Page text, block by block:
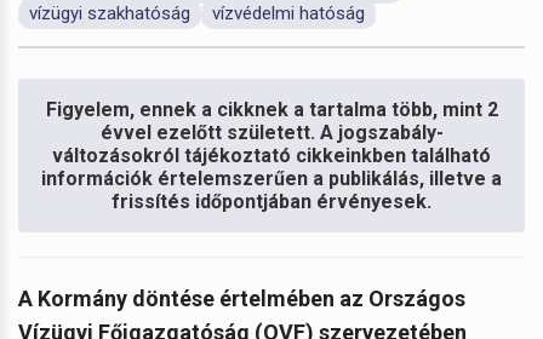
vízügyi szakhatóság
vízvédelmi hatóság
Figyelem, ennek a cikknek a tartalma több, mint 2
évvel ezelőtt született. A jogszabály-
változásokról tájékoztató cikkeinkben található
információk értelemszerűen a publikálás, illetve a
frissítés időpontjában érvényesek.
A Kormány döntése értelmében az Országos
Vízügyi Főigazgatóság (OVF) szervezetében